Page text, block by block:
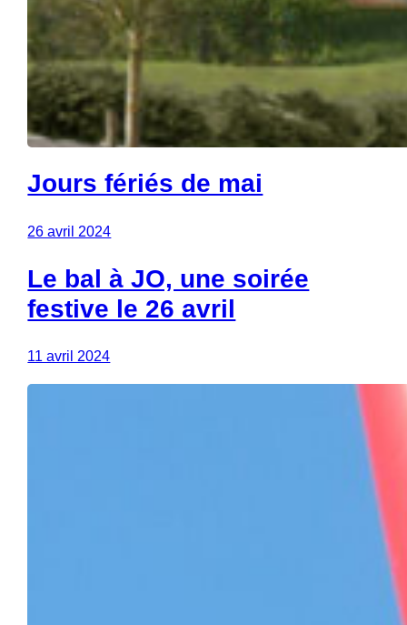
Jours fériés de mai
26 avril 2024
Le bal à JO, une soirée
festive le 26 avril
11 avril 2024